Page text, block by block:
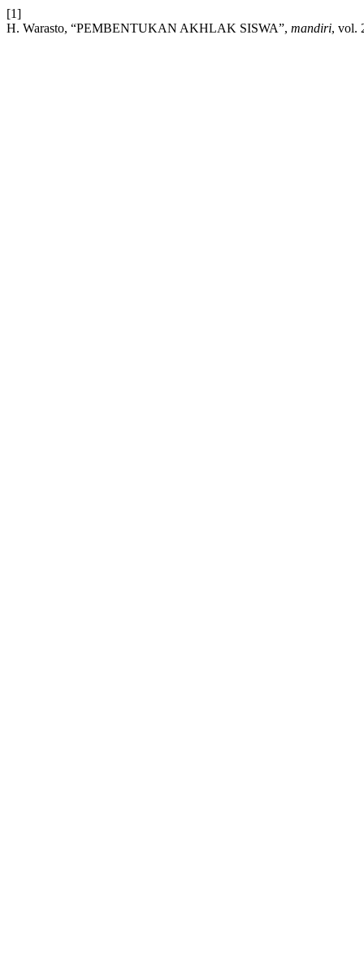
[1]
H. Warasto, “PEMBENTUKAN AKHLAK SISWA”, mandiri, vol.